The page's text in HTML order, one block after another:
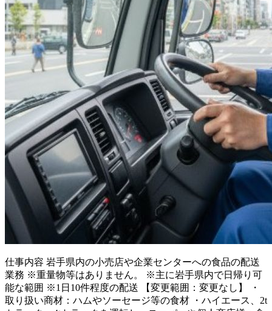
仕事内容 岩手県内の小売店や企業センターへの食品の配送
業務 ※重量物等はありません。 ※主に岩手県内で日帰り可
能な範囲 ※1日10件程度の配送 【変更範囲：変更なし】 ・
取り扱い商材：ハムやソーセージ等の食材 ・ハイエース、2t